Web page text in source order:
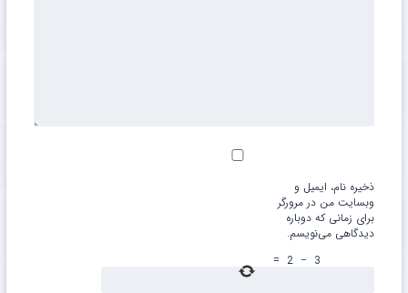
ذخیره نام، ایمیل و
وبسایت من در مرورگر
برای زمانی که دوباره
دیدگاهی می‌نویسم.
3
−
2
=